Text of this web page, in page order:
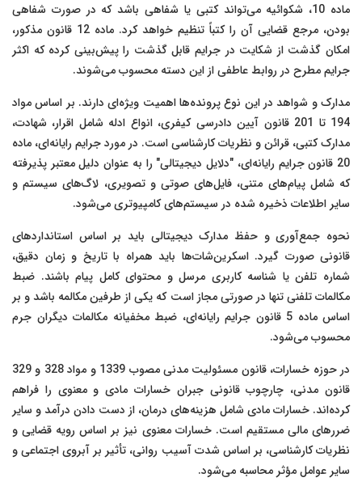
ماده 10، شکوائیه می‌تواند کتبی یا شفاهی باشد که در صورت شفاهی
بودن، مرجع قضایی آن را کتباً تنظیم خواهد کرد. ماده 12 قانون مذکور،
امکان گذشت از شکایت در جرایم قابل گذشت را پیش‌بینی کرده که اکثر
جرایم مطرح در روابط عاطفی از این دسته محسوب می‌شوند.
مدارک و شواهد در این نوع پرونده‌ها اهمیت ویژه‌ای دارند. بر اساس مواد
194 تا 201 قانون آیین دادرسی کیفری، انواع ادله شامل اقرار، شهادت،
مدارک کتبی، قرائن و نظریات کارشناسی است. در مورد جرایم رایانه‌ای، ماده
20 قانون جرایم رایانه‌ای، "دلایل دیجیتالی" را به عنوان دلیل معتبر پذیرفته
که شامل پیام‌های متنی، فایل‌های صوتی و تصویری، لاگ‌های سیستم و
سایر اطلاعات ذخیره شده در سیستم‌های کامپیوتری می‌شود.
نحوه جمع‌آوری و حفظ مدارک دیجیتالی باید بر اساس استانداردهای
قانونی صورت گیرد. اسکرین‌شات‌ها باید همراه با تاریخ و زمان دقیق،
شماره تلفن یا شناسه کاربری مرسل و محتوای کامل پیام باشند. ضبط
مکالمات تلفنی تنها در صورتی مجاز است که یکی از طرفین مکالمه باشد و بر
اساس ماده 5 قانون جرایم رایانه‌ای، ضبط مخفیانه مکالمات دیگران جرم
محسوب می‌شود.
در حوزه خسارات، قانون مسئولیت مدنی مصوب 1339 و مواد 328 و 329
قانون مدنی، چارچوب قانونی جبران خسارات مادی و معنوی را فراهم
کرده‌اند. خسارات مادی شامل هزینه‌های درمان، از دست دادن درآمد و سایر
ضررهای مالی مستقیم است. خسارات معنوی نیز بر اساس رویه قضایی و
نظریات کارشناسی، بر اساس شدت آسیب روانی، تأثیر بر آبروی اجتماعی و
سایر عوامل مؤثر محاسبه می‌شود.